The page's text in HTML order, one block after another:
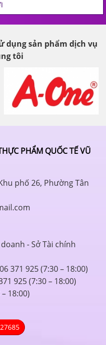
dụng sản phẩm dịch vụ
tôi
PHẨM QUỐC TẾ VŨ
phố 26, Phường Tân
- Sở Tài chính
371 925 (7:30 – 18:00)
925 (7:30 – 18:00)
18:00)